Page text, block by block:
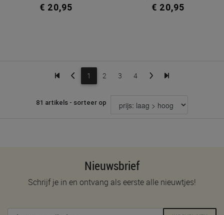
€ 20,95 € 20,95
1 2 3 4
81 artikels - sorteer op
Nieuwsbrief
Schrijf je in en ontvang als eerste alle nieuwtjes!